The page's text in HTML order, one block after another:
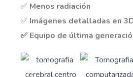
✅ Menos radiación
✅ Imágenes detalladas en
✅ Equipo de última